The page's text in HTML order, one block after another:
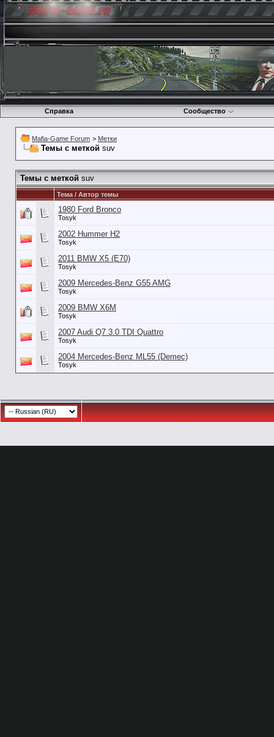
Справка Сообщество
Mafia-Game Forum > Метки
Темы с меткой suv
Темы с меткой suv
Тема / Автор темы
1980 Ford Bronco
Tosyk
2002 Hummer H2
Tosyk
2011 BMW X5 (E70)
Tosyk
2009 Mercedes-Benz G55 AMG
Tosyk
2009 BMW X6M
Tosyk
2007 Audi Q7 3.0 TDI Quattro
Tosyk
2004 Mercedes-Benz ML55 (Demec)
Tosyk